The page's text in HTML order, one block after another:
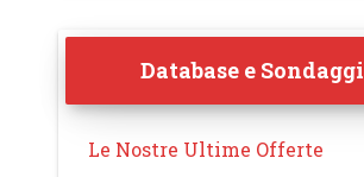
Database e Sondaggi
Le Nostre Ultime Offerte